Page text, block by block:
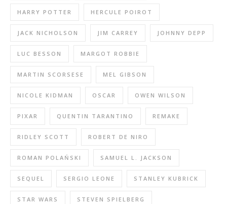
HARRY POTTER HERCULE POIROT
JACK NICHOLSON JIM CARREY JOHNNY DEPP
LUC BESSON MARGOT ROBBIE
MARTIN SCORSESE MEL GIBSON
NICOLE KIDMAN OSCAR OWEN WILSON
PIXAR QUENTIN TARANTINO REMAKE
RIDLEY SCOTT ROBERT DE NIRO
ROMAN POLAŃSKI SAMUEL L. JACKSON
SEQUEL SERGIO LEONE STANLEY KUBRICK
STAR WARS STEVEN SPIELBERG